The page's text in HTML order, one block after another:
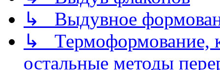
↳ Выдувное
↳ Термоформование,
остальные методы